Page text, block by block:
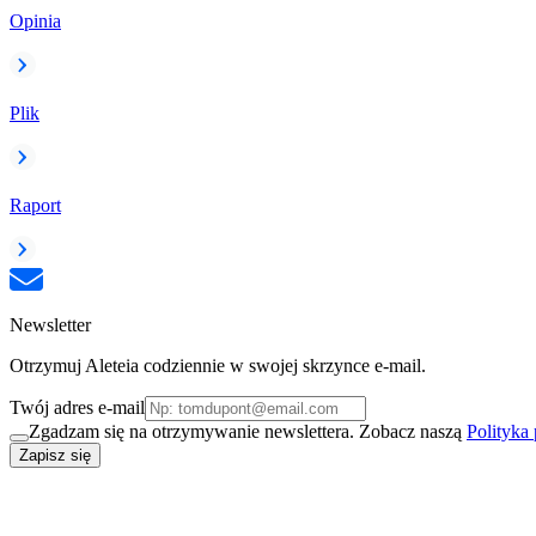
Opinia
Plik
Raport
Newsletter
Otrzymuj Aleteia codziennie w swojej skrzynce e-mail.
Twój adres e-mail
Zgadzam się na otrzymywanie newslettera. Zobacz naszą Polityka
Zapisz się